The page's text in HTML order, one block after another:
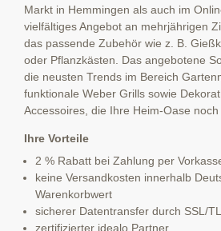
Markt in Hemmingen als auch im
vielfältiges Angebot an mehrjährigen
das passende Zubehör wie z. B.
oder Pflanzkästen. Das angebotene
die neusten Trends im Bereich
funktionale Weber Grills sowie
Accessoires, die Ihre Heim-Oase noch
Ihre Vorteile
2 % Rabatt bei Zahlung per
keine Versandkosten innerhalb
Warenkorbwert
sicherer Datentransfer durch SSL/
zertifizierter idealo Partner